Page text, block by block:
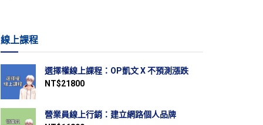
線上課程
選擇權線上課程：OP凱文 X 不預測漲跌
NT$21800
營業員線上行銷：建立網路個人品牌